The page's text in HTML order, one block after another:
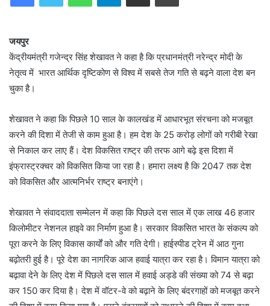
जयपुर
केंद्रीयमंत्री गजेन्द्र सिंह शेखावत ने कहा है कि प्रधानमंत्री नरेन्द्र मोदी के
नेतृत्व में भारत आर्थिक दृष्टिकोण से विश्व में सबसे तेज गति से बढ़ने वाला देश बन
चुका है।
शेखावत ने कहा कि पिछले 10 साल के कालखंड में आधारभूत संरचना को मजबूत
करने की दिशा में तेजी से काम हुआ है। हम देश के 25 करोड़ लोगों को गरीबी रेखा
से निकाल कर लाए हैं। देश विकसित राष्ट्र की तरफ आगे बढ़े इस दिशा में
इंफ्रास्ट्रक्चर को विकसित किया जा रहा है। हमारा लक्ष्य है कि 2047 तक देश
को विकसित और आत्मनिर्भर राष्ट्र बनाएंगे।
शेखावत ने संवाददाता सम्मेलन में कहा कि पिछले दस साल में एक लाख 46 हजार
किलोमीटर नेशनल हाइवे का निर्माण हुआ है। सरकार विकसित भारत के संकल्प को
पूरा करने के लिए विकास कार्यों को और गति देगी। हाईस्पीड ट्रेन में आठ गुना
बढ़ोतरी हुई है। पूरे देश का नागरिक आज हवाई यात्रा कर रहा है। विमान यात्रा को
बढ़ावा देने के लिए देश में पिछले दस साल में हवाई अड्डे की संख्या को 74 से बढ़ा
कर 150 कर दिया है। देश में वॉटर-वे को बढ़ाने के लिए बंदरगाहों को मजबूत करने